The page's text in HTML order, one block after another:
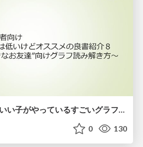
良書紹介08_ 頭のいい子がやっているすごいグラフの読み方
0 130